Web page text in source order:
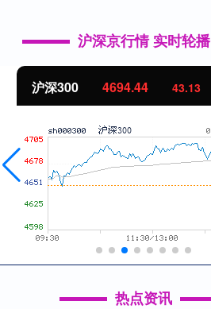
沪深京行情 实时轮播
北证50 1134.24 11.37
热点资讯